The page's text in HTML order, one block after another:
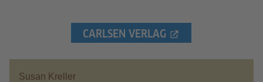
CARLSEN VERLAG
Susan Kreller